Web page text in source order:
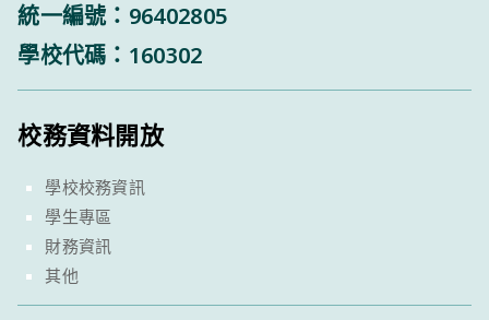
統一編號：96402805
學校代碼：160302
校務資料開放
學校校務資訊
學生專區
財務資訊
其他